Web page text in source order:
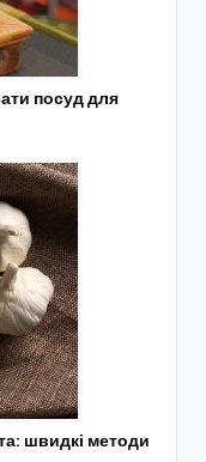
посуд для
швидкі методи